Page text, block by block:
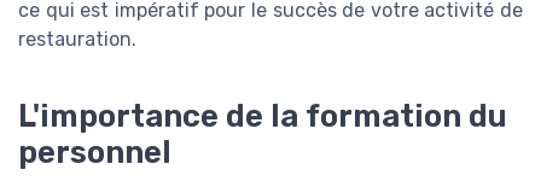
ce qui est impératif pour le succès de votre activité de
restauration.
L'importance de la formation du
personnel